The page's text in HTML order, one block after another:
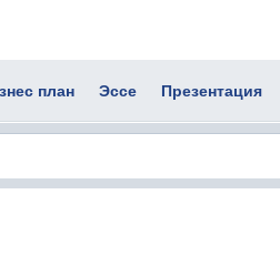
план Эссе Презентация